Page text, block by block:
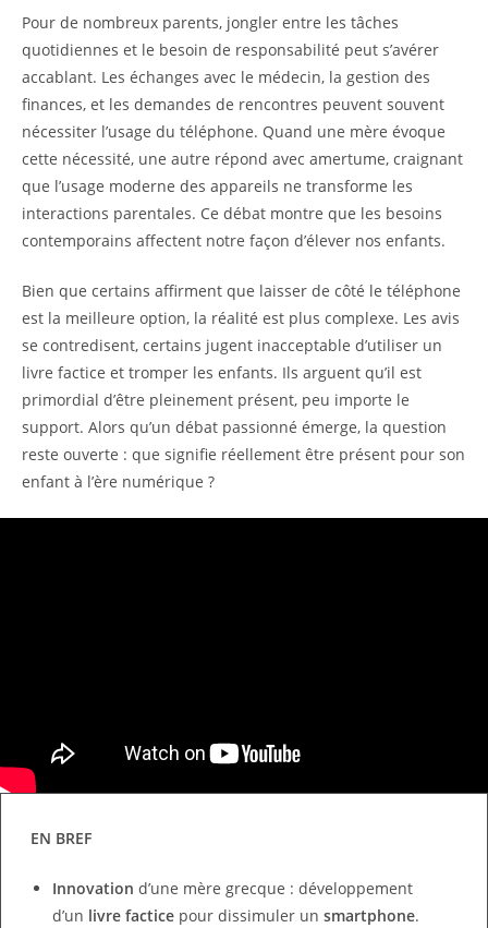
Pour de nombreux parents, jongler entre les tâches
quotidiennes et le besoin de responsabilité peut s’avérer
accablant. Les échanges avec le médecin, la gestion des
finances, et les demandes de rencontres peuvent souvent
nécessiter l’usage du téléphone. Quand une mère évoque
cette nécessité, une autre répond avec amertume, craignant
que l’usage moderne des appareils ne transforme les
interactions parentales. Ce débat montre que les besoins
contemporains affectent notre façon d’élever nos enfants.
Bien que certains affirment que laisser de côté le téléphone
est la meilleure option, la réalité est plus complexe. Les avis
se contredisent, certains jugent inacceptable d’utiliser un
livre factice et tromper les enfants. Ils arguent qu’il est
primordial d’être pleinement présent, peu importe le
support. Alors qu’un débat passionné émerge, la question
reste ouverte : que signifie réellement être présent pour son
enfant à l’ère numérique ?
EN BREF
Innovation d’une mère grecque : développement
d’un livre factice pour dissimuler un smartphone.